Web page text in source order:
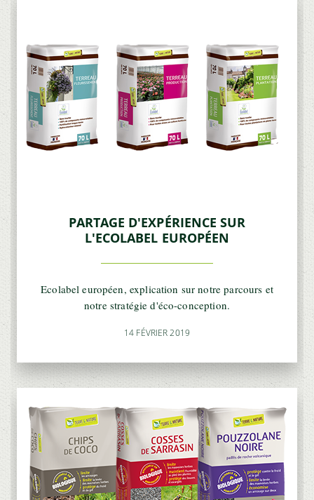
PARTAGE D'EXPÉRIENCE SUR
L'ECOLABEL EUROPÉEN
Ecolabel européen, explication sur notre parcours et
notre stratégie d'éco-conception.
14 FÉVRIER 2019